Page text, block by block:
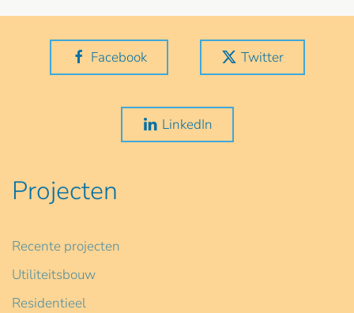
Facebook Twitter
LinkedIn
Projecten
Recente projecten
Utiliteitsbouw
Residentieel